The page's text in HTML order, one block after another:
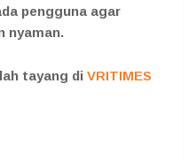
pengguna agar
nyaman.
tayang di VRITIMES